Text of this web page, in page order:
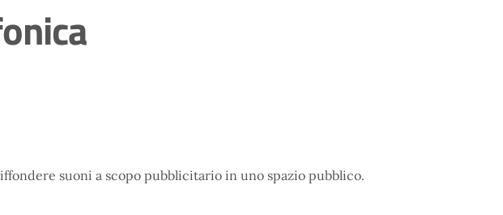
suoni a scopo pubblicitario in uno spazio pubblico.